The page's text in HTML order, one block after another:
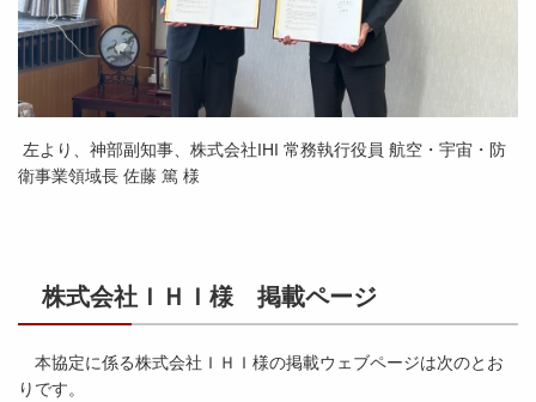
左より、神部副知事、株式会社IHI 常務執行役員 航空・宇宙・防
衛事業領域長 佐藤 篤 様
株式会社ＩＨＩ様 掲載ページ
本協定に係る株式会社ＩＨＩ様の掲載ウェブページは次のとお
りです。